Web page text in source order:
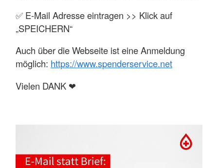
✅ E-Mail Adresse eintragen >> Klick auf
„SPEICHERN“
Auch über die Webseite ist eine Anmeldung
möglich: https://www.spenderservice.net
Vielen DANK ❤